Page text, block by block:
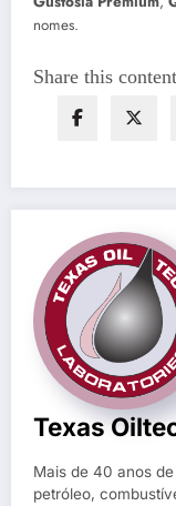
nomes.
Share this
Texas
Mais de 40 anos
petróleo,